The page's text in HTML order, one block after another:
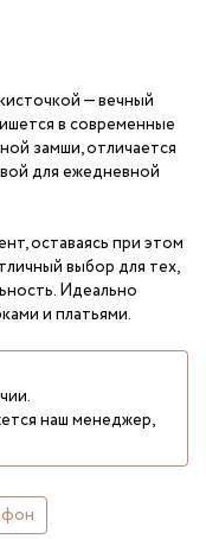
— вечный
в современные
замши, отличается
для ежедневной
оставаясь при этом
выбор для тех,
Идеально
и платьями.
наш менеджер,